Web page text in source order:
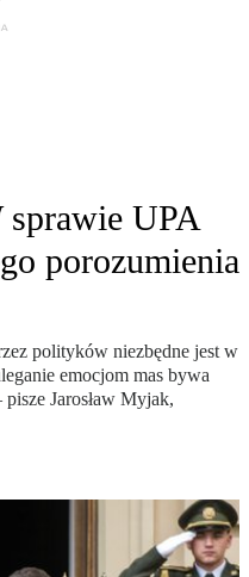
sprawie UPA
porozumienia
polityków niezbędne jest w
emocjom mas bywa
Jarosław Myjak,